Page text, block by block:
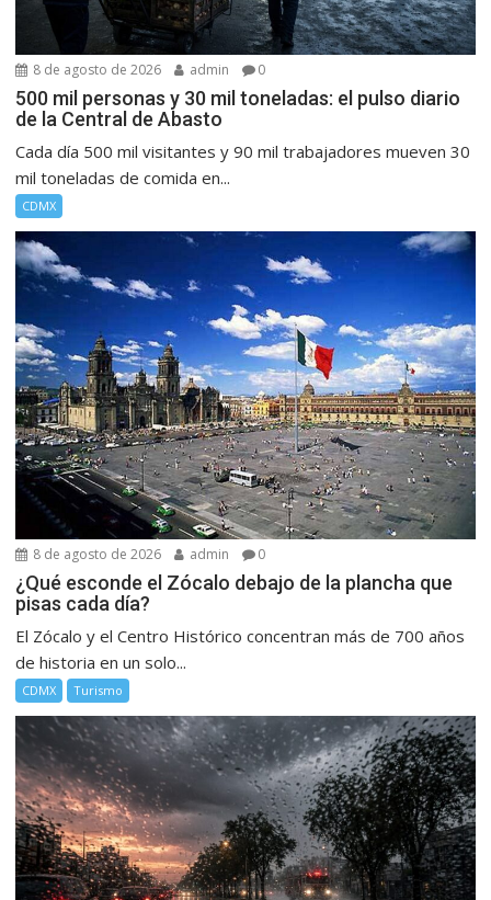
8 de agosto de 2026 admin 0
500 mil personas y 30 mil toneladas: el pulso diario
de la Central de Abasto
Cada día 500 mil visitantes y 90 mil trabajadores mueven 30
mil toneladas de comida en...
CDMX
8 de agosto de 2026 admin 0
¿Qué esconde el Zócalo debajo de la plancha que
pisas cada día?
El Zócalo y el Centro Histórico concentran más de 700 años
de historia en un solo...
CDMX Turismo